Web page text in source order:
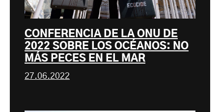
CONFERENCIA DE LA ONU DE
2022 SOBRE LOS OCÉANOS: NO
MÁS PECES EN EL MAR
27.06.2022